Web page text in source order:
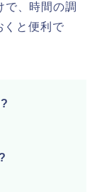
で、時間の調
くと便利で